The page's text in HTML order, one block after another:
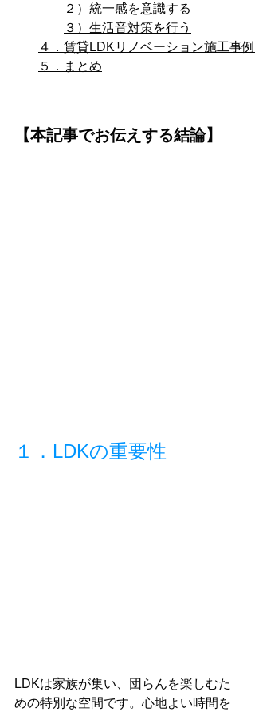
２）統一感を意識する
３）生活音対策を行う
４．賃貸LDKリノベーション施工事例
５．まとめ
【本記事でお伝えする結論】
１．LDKの重要性
LDKは家族が集い、団らんを楽しむた
めの特別な空間です。心地よい時間を